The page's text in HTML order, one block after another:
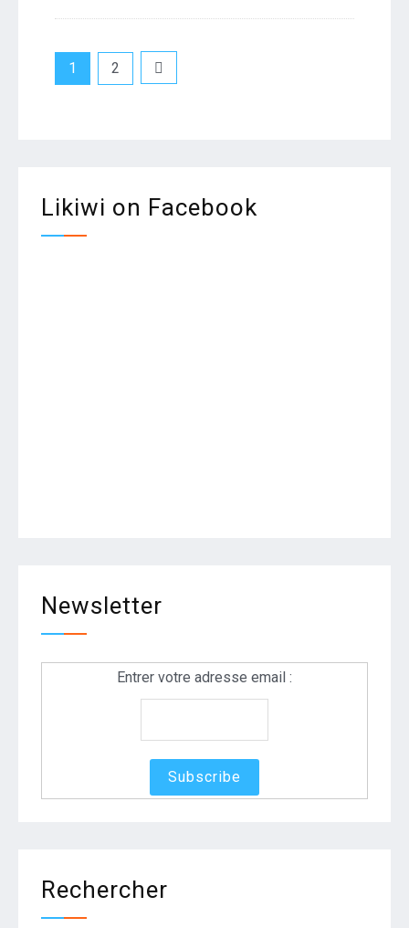
Pagination
1 2
Likiwi on Facebook
Newsletter
Entrer votre adresse email :
Rechercher